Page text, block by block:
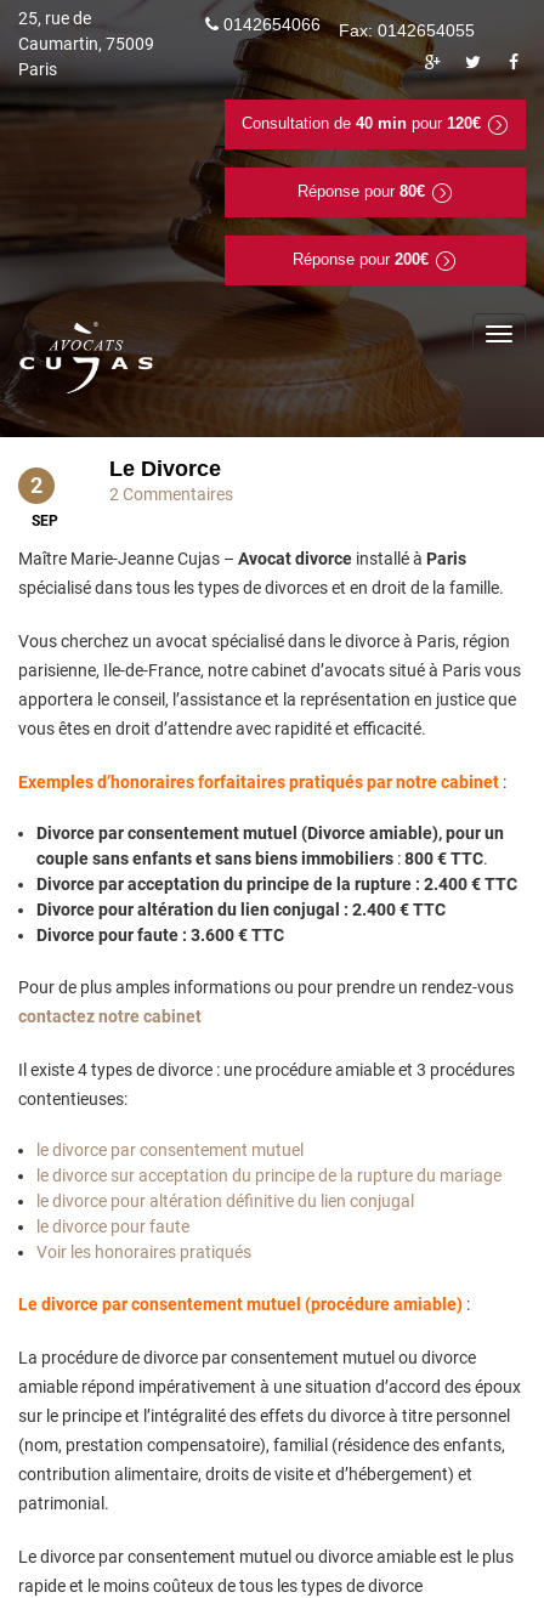
25, rue de
Caumartin, 75009
Paris
0142654066 Fax: 0142654055
Consultation de 40 minpour 120€
Réponse pour 80€
Réponse pour 200€
2
SEP
Le Divorce
2 Commentaires
Maître Marie-Jeanne Cujas – Avocat divorce installé à Paris
spécialisé dans tous les types de divorces et en droit de la famille.
Vous cherchez un avocat spécialisé dans le divorce à Paris, région
parisienne, Ile-de-France, notre cabinet d’avocats situé à Paris vous
apportera le conseil, l’assistance et la représentation en justice que
vous êtes en droit d’attendre avec rapidité et efficacité.
Exemples d’honoraires forfaitaires pratiqués par notre cabinet :
Divorce par consentement mutuel (Divorce amiable), pour un
couple sans enfants et sans biens immobiliers :800 € TTC.
Divorce par acceptation du principe de la rupture : 2.400 € TTC
Divorce pour altération du lien conjugal : 2.400 € TTC
Divorce pour faute : 3.600 € TTC
Pour de plus amples informations ou pour prendre un rendez-vous
contactez notre cabinet
Il existe 4 types de divorce : une procédure amiable et 3 procédures
contentieuses:
le divorce par consentement mutuel
le divorce sur acceptation du principe de la rupture du mariage
le divorce pour altération définitive du lien conjugal
le divorce pour faute
Voir les honoraires pratiqués
Le divorce par consentement mutuel (procédure amiable) :
La procédure de divorce par consentement mutuel ou divorce
amiable répond impérativement à une situation d’accord des époux
sur le principe et l’intégralité des effets du divorce à titre personnel
(nom, prestation compensatoire), familial (résidence des enfants,
contribution alimentaire, droits de visite et d’hébergement) et
patrimonial.
Le divorce par consentement mutuel ou divorce amiable est le plus
rapide et le moins coûteux de tous les types de divorce